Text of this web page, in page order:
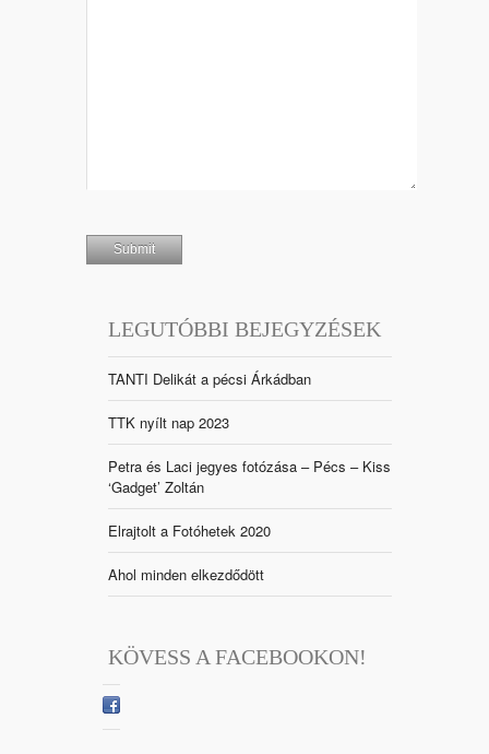
LEGUTÓBBI BEJEGYZÉSEK
TANTI Delikát a pécsi Árkádban
TTK nyílt nap 2023
Petra és Laci jegyes fotózása – Pécs – Kiss
‘Gadget’ Zoltán
Elrajtolt a Fotóhetek 2020
Ahol minden elkezdődött
KÖVESS A FACEBOOKON!